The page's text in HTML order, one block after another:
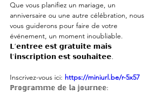
Que vous planifiez un mariage, un
anniversaire ou une autre célébration, nous
vous guiderons pour faire de votre
événement, un moment inoubliable.
𝗟’𝗲𝗻𝘁𝗿𝗲𝗲 𝗲𝘀𝘁 𝗴𝗿𝗮𝘁𝘂𝗶𝘁𝗲 𝗺𝗮𝗶𝘀
𝗹'𝗶𝗻𝘀𝗰𝗿𝗶𝗽𝘁𝗶𝗼𝗻 𝗲𝘀𝘁 𝘀𝗼𝘂𝗵𝗮𝗶𝘁𝗲𝗲.
Inscrivez-vous ici: https://miniurl.be/r-5x57
ℙ𝕣𝕠𝕘𝕣𝕒𝕞𝕞𝕖 𝕕𝕖 𝕝𝕒 𝕛𝕠𝕦𝕣𝕟𝕖𝕖: